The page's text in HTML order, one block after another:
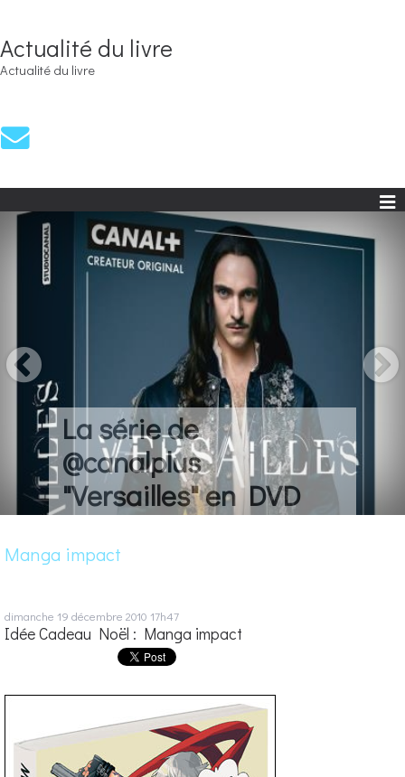
Actualité du livre
Actualité du livre
La série de
@canalplus
"Versailles" en DVD
Manga impact
dimanche 19 décembre 2010 17h47
Idée Cadeau Noël : Manga impact